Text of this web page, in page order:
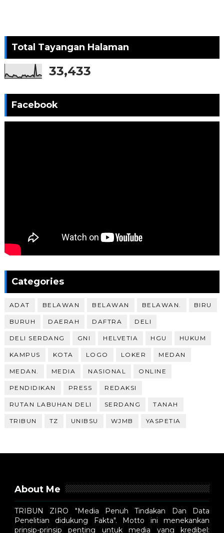
Total Tayangan Halaman
33,433
Facebook
Categories
ADAT BELAWAN BELAWAN BELAWAN. BIRU
BURUH DAERAH DAFTRA DELI
DELI SERDANG GNI HELVETIA HGU HUKUM
KAMPUS KOTA LOGO LOKER MEDAN
MEDAN. MEDIA NASIONAL ONLINE
PENDIDIKAN PRESS REDAKSI
RUTAN LABUHAN DELI SERDANG TANAH
TRIBUN TZ UNIBSU WJMB YASPETIA
About Me
TRIBUN ZIRO "Media Penuh Tindakan Dan Data
Penelitian didukung Fakta". Motto ini menekankan
prinsip-prinsip penting untuk media yang kredibel: